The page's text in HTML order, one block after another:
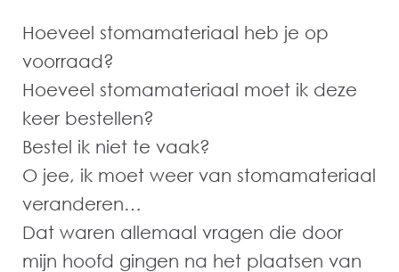
Hoeveel stomamateriaal heb je op
voorraad?
Hoeveel stomamateriaal moet ik deze
keer bestellen?
Bestel ik niet te vaak?
O jee, ik moet weer van stomamateriaal
veranderen…
Dat waren allemaal vragen die door
mijn hoofd gingen na het plaatsen van